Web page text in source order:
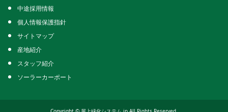
中途採用情報
個人情報保護指針
サイトマップ
産地紹介
スタッフ紹介
ソーラーカーポート